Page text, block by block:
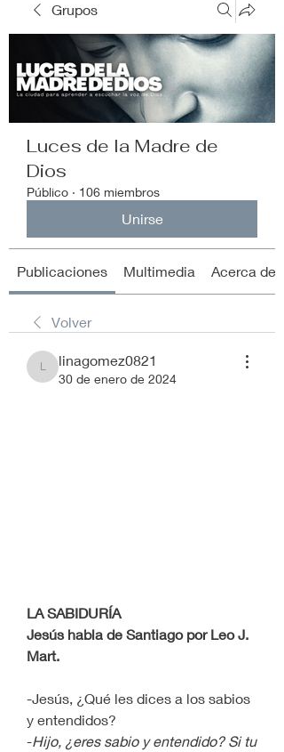
Grupos
Luces de la Madre de
Dios
Público · 106 miembros
Unirse
Publicaciones Multimedia Acerca de
Volver
linagomez0821
linagomez0821
30 de enero de 2024
LA SABIDURÍA
Jesús habla de Santiago por Leo J.
Mart.
-Jesús, ¿Qué les dices a los sabios
y entendidos?
-Hijo, ¿eres sabio y entendido? Si tu